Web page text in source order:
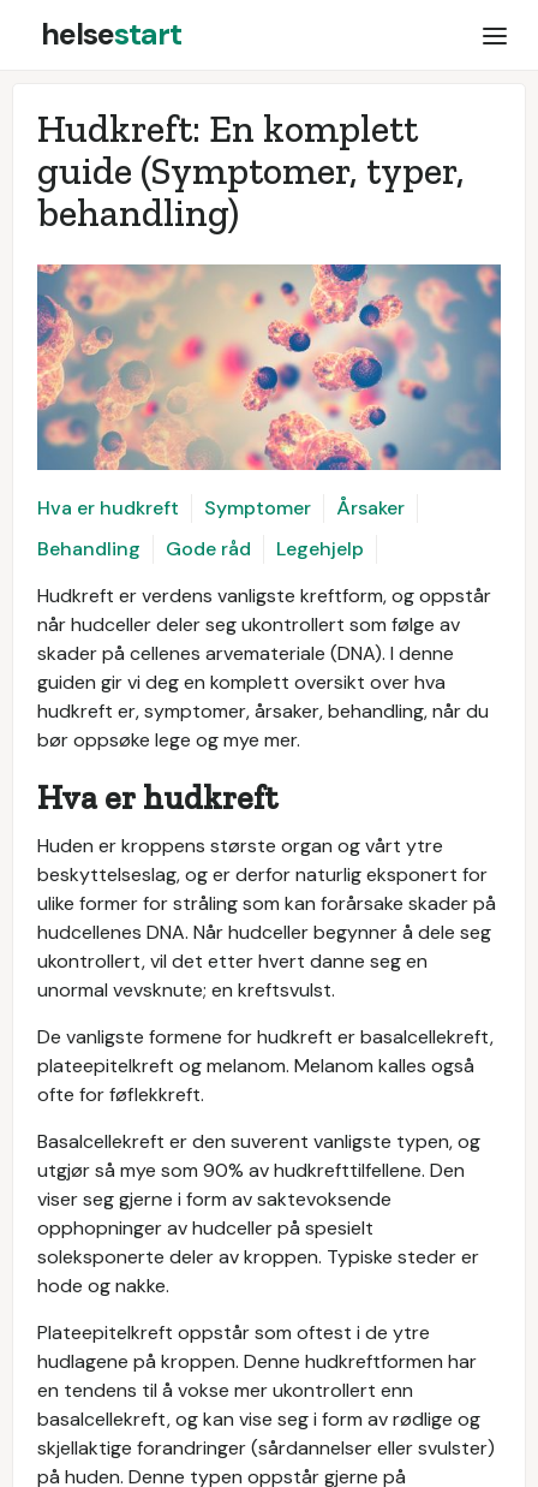
helsestart
Hudkreft: En komplett
guide (Symptomer, typer,
behandling)
Hva er hudkreft Symptomer
Årsaker
Behandling
Gode råd
Legehjelp
Hudkreft er verdens vanligste kreftform, og oppstår
når hudceller deler seg ukontrollert som følge av
skader på cellenes arvemateriale (DNA). I denne
guiden gir vi deg en komplett oversikt over hva
hudkreft er, symptomer, årsaker, behandling, når du
bør oppsøke lege og mye mer.
Hva er hudkreft
Huden er kroppens største organ og vårt ytre
beskyttelseslag, og er derfor naturlig eksponert for
ulike former for stråling som kan forårsake skader på
hudcellenes DNA. Når hudceller begynner å dele seg
ukontrollert, vil det etter hvert danne seg en
unormal vevsknute; en kreftsvulst.
De vanligste formene for hudkreft er basalcellekreft,
plateepitelkreft og melanom. Melanom kalles også
ofte for føflekkreft.
Basalcellekreft er den suverent vanligste typen, og
utgjør så mye som 90% av hudkrefttilfellene. Den
viser seg gjerne i form av saktevoksende
opphopninger av hudceller på spesielt
soleksponerte deler av kroppen. Typiske steder er
hode og nakke.
Plateepitelkreft oppstår som oftest i de ytre
hudlagene på kroppen. Denne hudkreftformen har
en tendens til å vokse mer ukontrollert enn
basalcellekreft, og kan vise seg i form av rødlige og
skjellaktige forandringer (sårdannelser eller svulster)
på huden. Denne typen oppstår gjerne på